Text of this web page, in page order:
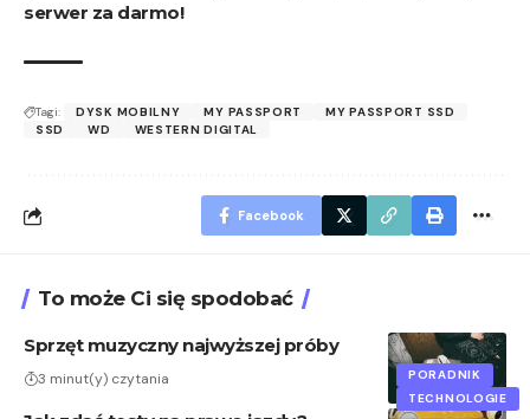
serwer za darmo!
Tagi: DYSK MOBILNY MY PASSPORT
MY PASSPORT SSD
SSD
WD WESTERN DIGITAL
Facebook
To może Ci się spodobać
PORADNIK
TECHNOLOGIE
Sprzęt muzyczny najwyższej próby
3 minut(y) czytania